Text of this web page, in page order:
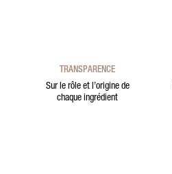
TRANSPARENCE
Sur le rôle et l’origine de
chaque ingrédient